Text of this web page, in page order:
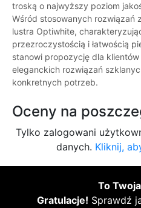
troską o najwyższy poziom
Wśród stosowanych rozwiązań
lustra Optiwhite,
przezroczystością i łatwością
stanowi propozycję dla
eleganckich rozwiązań
konkretnych potrzeb.
Oceny na
Tylko zalogowani
danych. Kliknij,
To
Gratulacje! Sprawdź